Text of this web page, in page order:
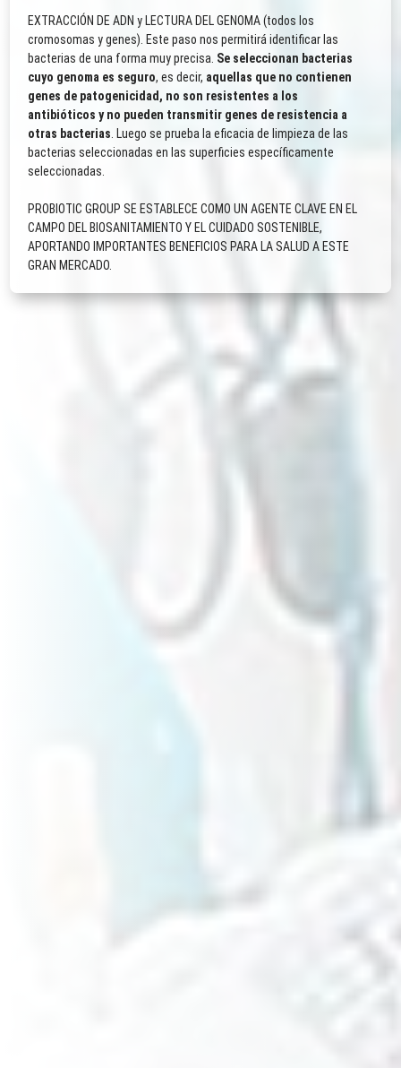
EXTRACCIÓN DE ADN y LECTURA DEL GENOMA (todos los
cromosomas y genes). Este paso nos permitirá identificar las
bacterias de una forma muy precisa. Se seleccionan bacterias
cuyo genoma es seguro, es decir, aquellas que no contienen
genes de patogenicidad, no son resistentes a los
antibióticos y no pueden transmitir genes de resistencia a
otras bacterias . Luego se prueba la eficacia de limpieza de las
bacterias seleccionadas en las superficies específicamente
seleccionadas.
PROBIOTIC GROUP SE ESTABLECE COMO UN AGENTE CLAVE EN EL
CAMPO DEL BIOSANITAMIENTO Y EL CUIDADO SOSTENIBLE,
APORTANDO IMPORTANTES BENEFICIOS PARA LA SALUD A ESTE
GRAN MERCADO.
Cuidado Personal